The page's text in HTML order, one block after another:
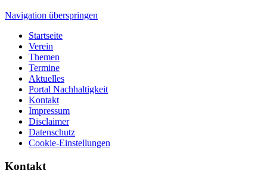
Navigation überspringen
Startseite
Verein
Themen
Termine
Aktuelles
Portal Nachhaltigkeit
Kontakt
Impressum
Disclaimer
Datenschutz
Cookie-Einstellungen
Kontakt